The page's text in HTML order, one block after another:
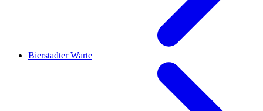
Bierstadter Warte